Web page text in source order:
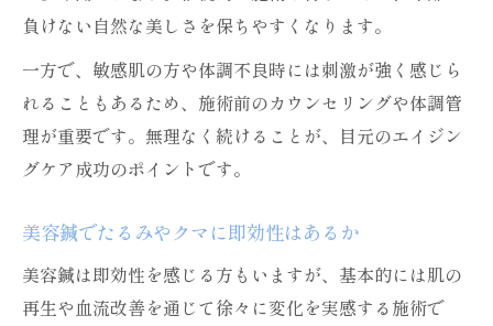
負けない自然な美しさを保ちやすくなります。
一方で、敏感肌の方や体調不良時には刺激が強く感じら
れることもあるため、施術前のカウンセリングや体調管
理が重要です。無理なく続けることが、目元のエイジン
グケア成功のポイントです。
美容鍼でたるみやクマに即効性はあるか
美容鍼は即効性を感じる方もいますが、基本的には肌の
再生や血流改善を通じて徐々に変化を実感する施術で